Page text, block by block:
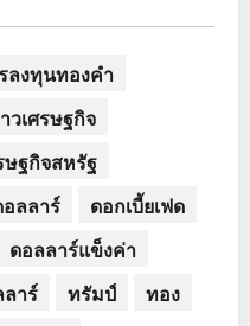
ลงทุนทองคำ
วเศรษฐกิจ
ษฐกิจสหรัฐ
อลลาร์
ดอกเบี้ยเฟด
ดอลลาร์แข็งค่า
าร์ ทรัมป์
ทอง